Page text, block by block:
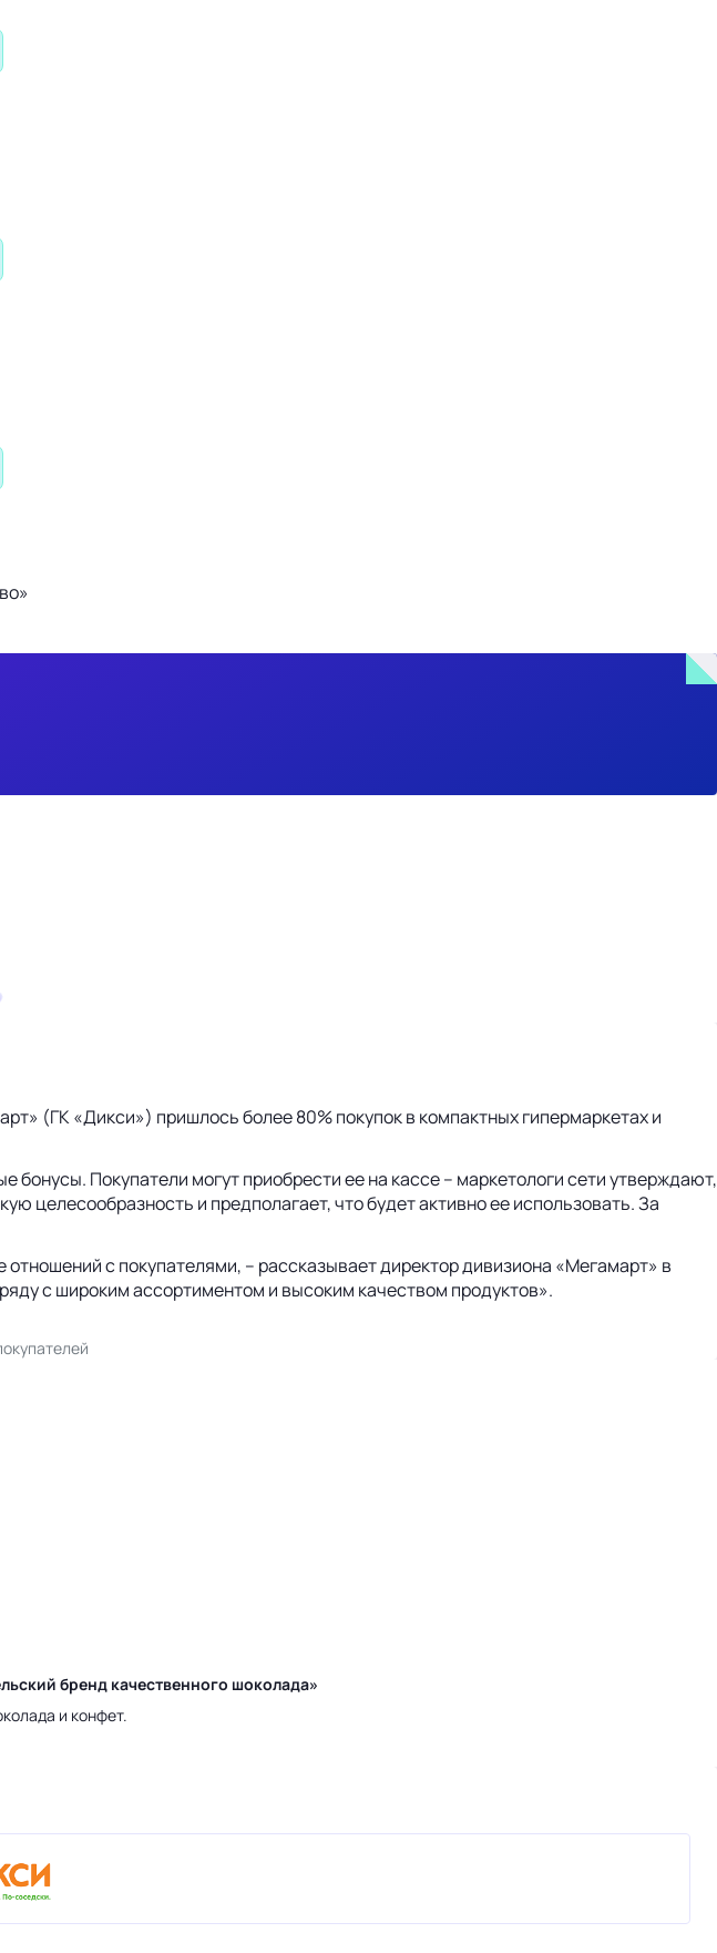
(ГК «Дикси») пришлось более 80% покупок в компактных гипермаркетах и
Покупатели могут приобрести ее на кассе – маркетологи сети утверждают,
целесообразность и предполагает, что будет активно ее использовать. За
с покупателями, – рассказывает директор дивизиона «Мегамарт» в
с широким ассортиментом и высоким качеством продуктов».
бренд качественного шоколада»
и конфет.